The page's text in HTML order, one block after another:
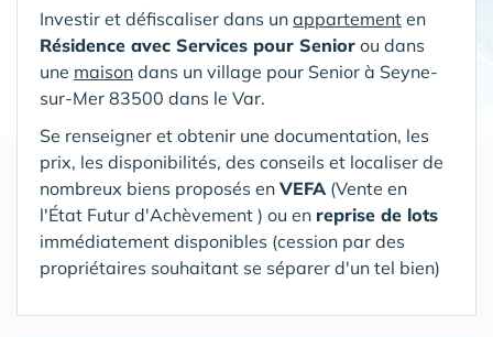
Investir et défiscaliser dans un appartement en
Résidence avec Services pour Senior ou dans
une maison dans un village pour Senior à Seyne-
sur-Mer 83500 dans le Var.
Se renseigner et obtenir une documentation, les
prix, les disponibilités, des conseils et localiser de
nombreux biens proposés en VEFA (Vente en
l'État Futur d'Achèvement ) ou en reprise de lots
immédiatement disponibles (cession par des
propriétaires souhaitant se séparer d'un tel bien)